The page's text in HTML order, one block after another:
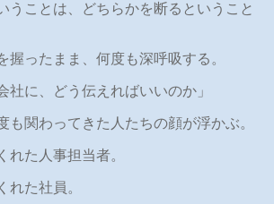
うことは、どちらかを断るということ
ったまま、何度も深呼吸する。
社に、どう伝えればいいのか」
も関わってきた人たちの顔が浮かぶ。
れた人事担当者。
れた社員。